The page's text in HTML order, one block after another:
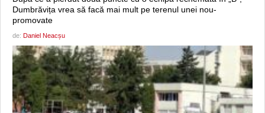
Dumbrăvița vrea să facă mai mult pe terenul unei nou-
promovate
de: Daniel Neacșu